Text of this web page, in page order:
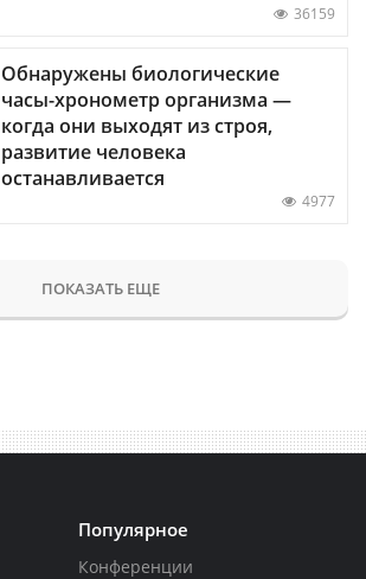
36159
Обнаружены биологические
часы-хронометр организма —
когда они выходят из строя,
развитие человека
останавливается
4977
ПОКАЗАТЬ ЕЩЕ
Популярное
Конференции